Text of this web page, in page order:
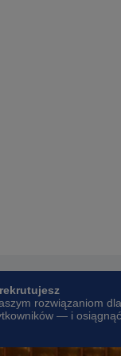
rozwiązaniom dla
— i osiągnąć